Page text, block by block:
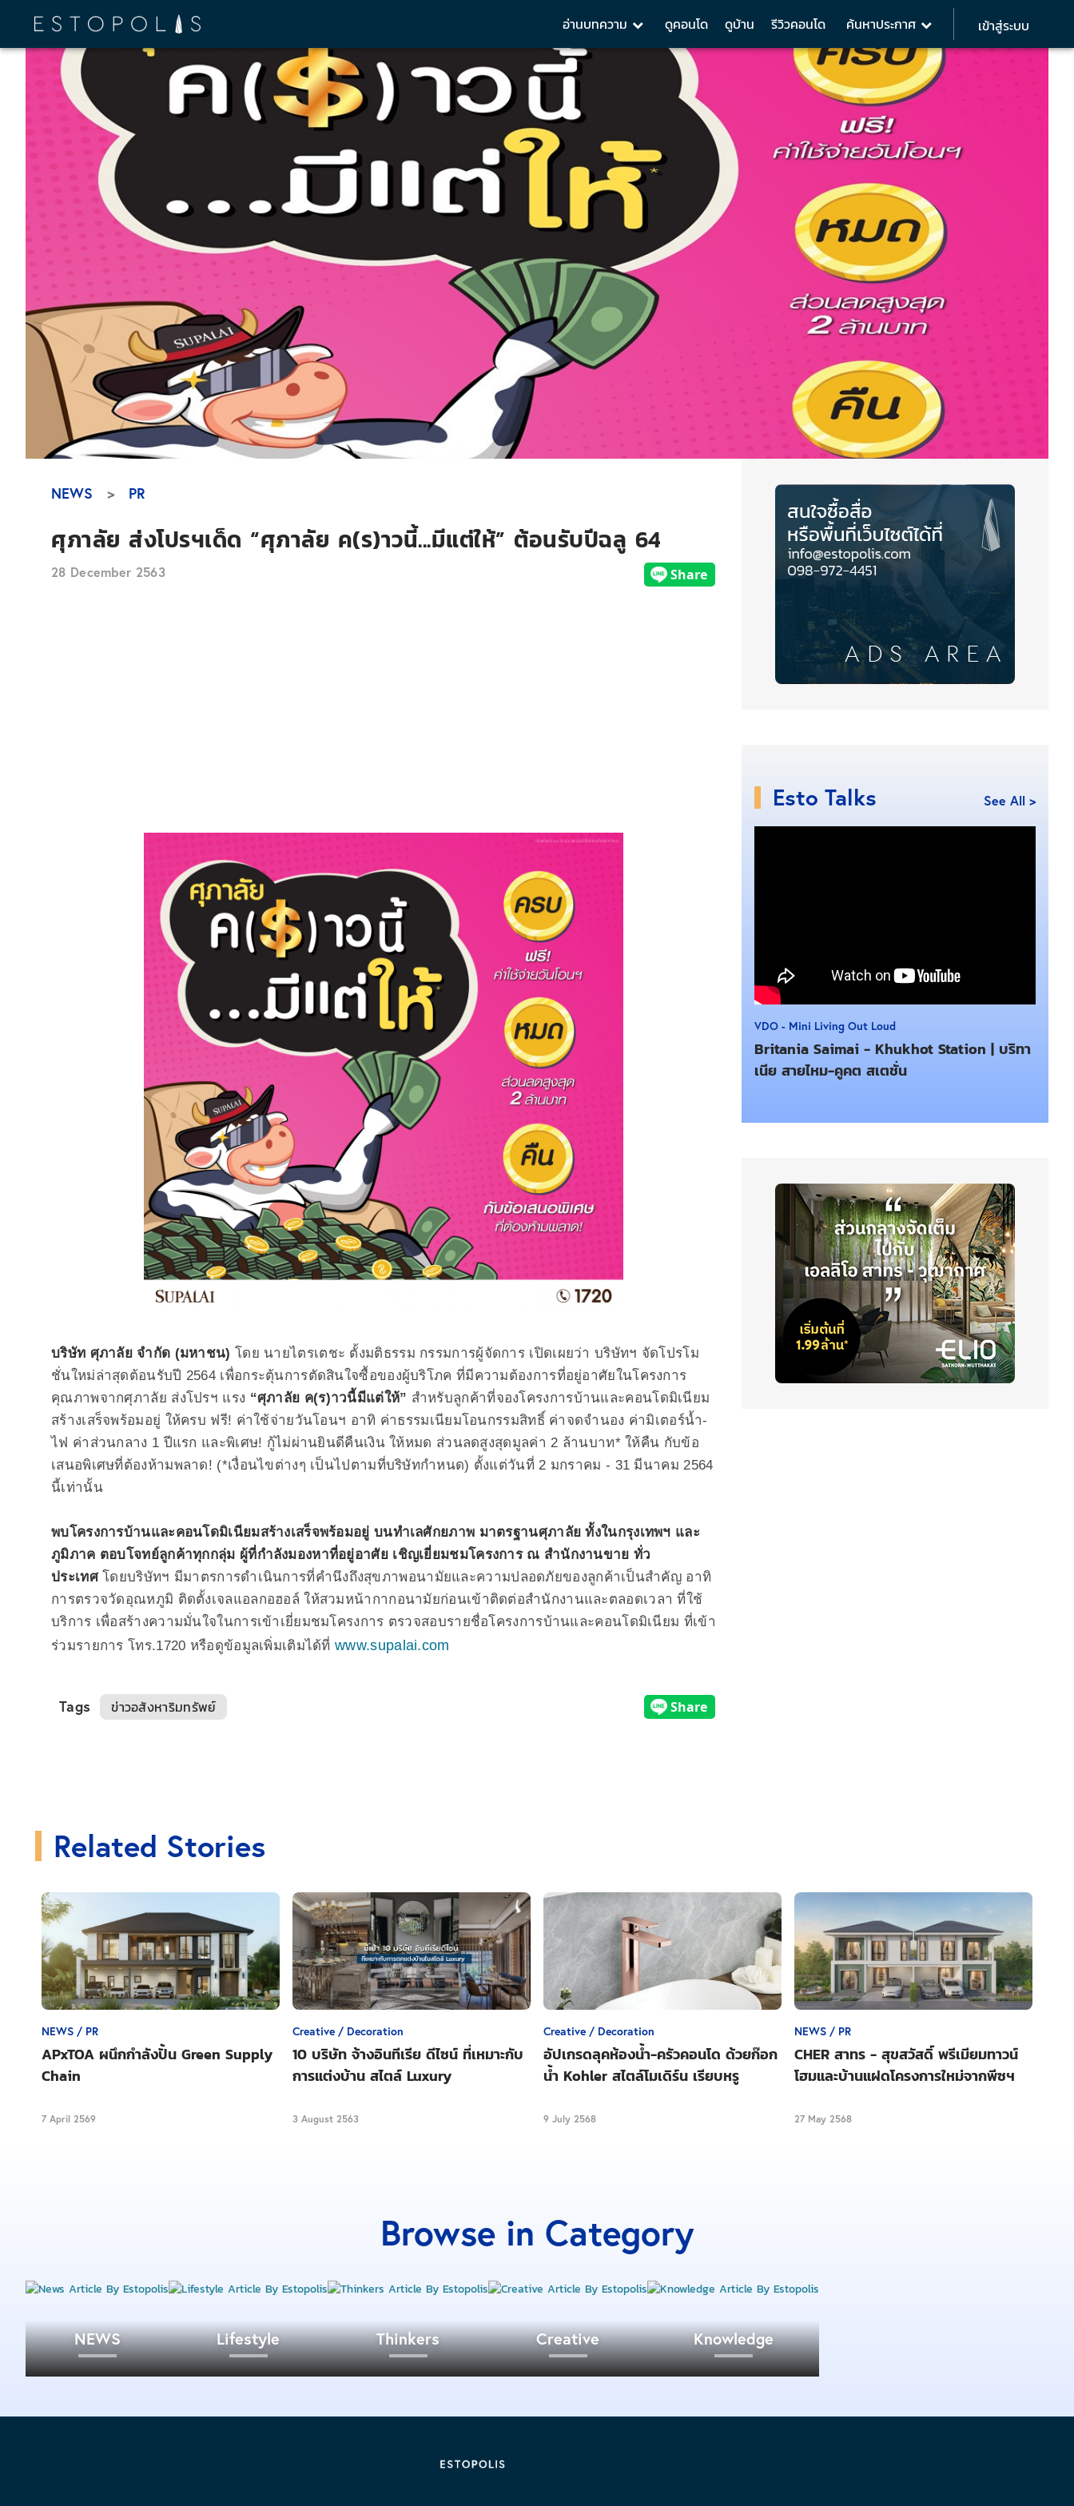
อ่านบทความ ดูคอนโด ดูบ้าน รีวิวคอนโด ค้นหาประกาศ เข้าสู่ระบบ
NEWS PR
ศุภาลัย ส่งโปรฯเด็ด “ศุภาลัย ค(ร)าวนี้...มีแต่ให้” ต้อนรับปีฉลู 64
28 December 2563
บริษัท ศุภาลัย จำกัด (มหาชน) โดย นายไตรเตชะ ตั้งมติธรรม กรรมการผู้จัดการ เปิดเผยว่า บริษัทฯ จัดโปรโม
ชั่นใหม่ล่าสุดต้อนรับปี 2564 เพื่อกระตุ้นการตัดสินใจซื้อของผู้บริโภค ที่มีความต้องการที่อยู่อาศัยในโครงการ
คุณภาพจากศุภาลัย ส่งโปรฯ แรง “ศุภาลัย ค(ร)าวนี้มีแต่ให้” สำหรับลูกค้าที่จองโครงการบ้านและคอนโดมิเนียม
สร้างเสร็จพร้อมอยู่ ให้ครบ ฟรี! ค่าใช้จ่ายวันโอนฯ อาทิ ค่าธรรมเนียมโอนกรรมสิทธิ์ ค่าจดจำนอง ค่ามิเตอร์น้ำ-
ไฟ ค่าส่วนกลาง 1 ปีแรก และพิเศษ! กู้ไม่ผ่านยินดีคืนเงิน ให้หมด ส่วนลดสูงสุดมูลค่า 2 ล้านบาท* ให้คืน กับข้อ
เสนอพิเศษที่ต้องห้ามพลาด! (*เงื่อนไขต่างๆ เป็นไปตามที่บริษัทกำหนด) ตั้งแต่วันที่ 2 มกราคม - 31 มีนาคม 2564
นี้เท่านั้น
พบโครงการบ้านและคอนโดมิเนียมสร้างเสร็จพร้อมอยู่ บนทำเลศักยภาพ มาตรฐานศุภาลัย ทั้งในกรุงเทพฯ และ
ภูมิภาค ตอบโจทย์ลูกค้าทุกกลุ่ม ผู้ที่กำลังมองหาที่อยู่อาศัย เชิญเยี่ยมชมโครงการ ณ สำนักงานขาย ทั่ว
ประเทศโดยบริษัทฯ มีมาตรการดำเนินการที่คำนึงถึงสุขภาพอนามัยและความปลอดภัยของลูกค้าเป็นสำคัญ อาทิ
การตรวจวัดอุณหภูมิ ติดตั้งเจลแอลกอฮอล์ ให้สวมหน้ากากอนามัยก่อนเข้าติดต่อสำนักงานและตลอดเวลา ที่ใช้
บริการ เพื่อสร้างความมั่นใจในการเข้าเยี่ยมชมโครงการ ตรวจสอบรายชื่อโครงการบ้านและคอนโดมิเนียม ที่เข้า
ร่วมรายการ โทร.1720 หรือดูข้อมูลเพิ่มเติมได้ที่www.supalai.com
Tags ข่าวอสังหาริมทรัพย์
Esto Talks See All >
VDO - Mini Living Out Loud
Britania Saimai - Khukhot Station | บริทา
เนีย สายไหม-คูคต สเตชั่น
Related Stories
NEWS / PR
APxTOA ผนึกกำลังปั้น Green Supply
Chain
7 April 2569
Creative / Decoration
10 บริษัท จ้างอินทีเรีย ดีไซน์ ที่เหมาะกับ
การแต่งบ้าน สไตล์ Luxury
3 August 2563
Creative / Decoration
อัปเกรดลุคห้องน้ำ-ครัวคอนโด ด้วยก๊อก
น้ำ Kohler สไตล์โมเดิร์น เรียบหรู
9 July 2568
NEWS / PR
CHER สาทร - สุขสวัสดิ์ พรีเมียมทาวน์
โฮมและบ้านแฝดโครงการใหม่จากพีซฯ
27 May 2568
Browse in Category
NEWS Lifestyle Thinkers Creative Knowledge